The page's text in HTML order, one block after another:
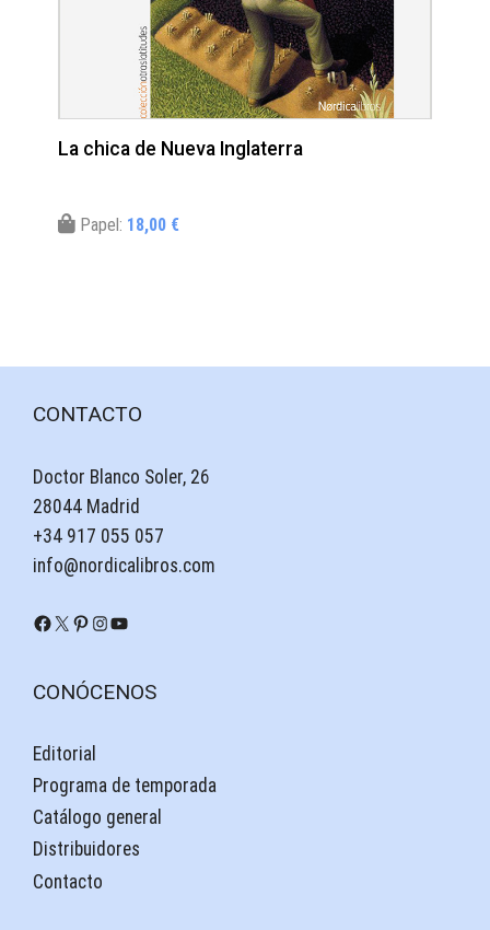
La chica de Nueva Inglaterra
Papel: 18,00 €
CONTACTO
Doctor Blanco Soler, 26
28044 Madrid
+34 917 055 057
info@nordicalibros.com
Facebook
X Pinterest
Instagram
YouTube
CONÓCENOS
Editorial
Programa de temporada
Catálogo general
Distribuidores
Contacto